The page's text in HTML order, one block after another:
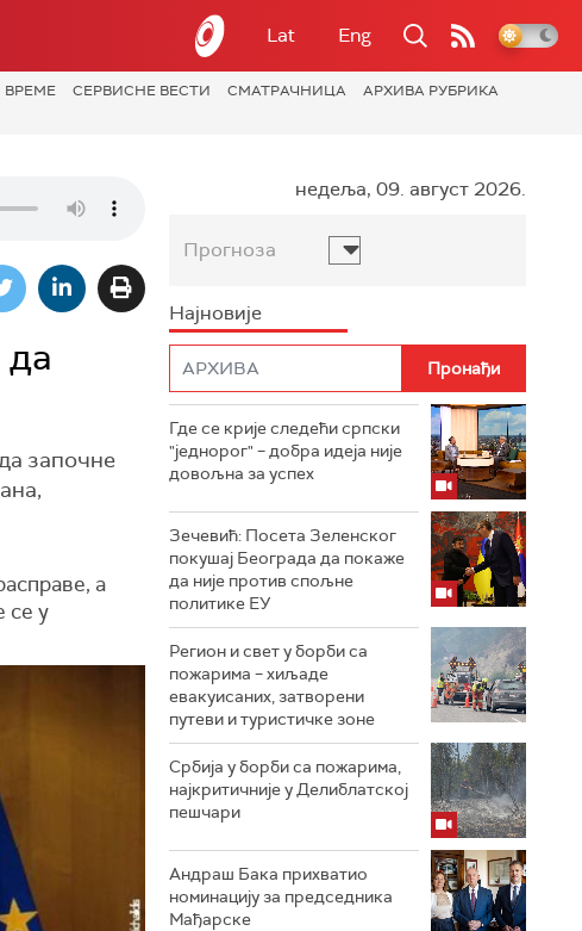
Lat Eng
ВРЕМЕ СЕРВИСНЕ ВЕСТИ СМАТРАЧНИЦА
АРХИВА РУБРИКА
да
започне
а
се у
недеља, 09. август 2026.
Прогноза
Најновије
Где се крије следећи српски
"једнорог" – добра идеја није
довољна за успех
Зечевић: Посета Зеленског
покушај Београда да покаже
да није против спољне
политике ЕУ
Регион и свет у борби са
пожарима – хиљаде
евакуисаних, затворени
путеви и туристичке зоне
Србија у борби са пожарима,
најкритичније у Делиблатској
пешчари
Андраш Бака прихватио
номинацију за председника
Мађарске